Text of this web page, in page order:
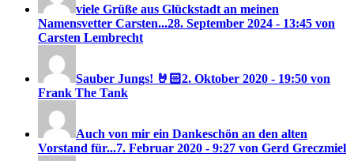
viele Grüße aus Glückstadt an meinen
Namensvetter Carsten...28. September 2024 - 13:45 von
Carsten Lembrecht
Sauber Jungs! 🤘🏻2. Oktober 2020 - 19:50 von
Frank The Tank
Auch von mir ein Dankeschön an den alten
Vorstand für...7. Februar 2020 - 9:27 von Gerd Greczmiel